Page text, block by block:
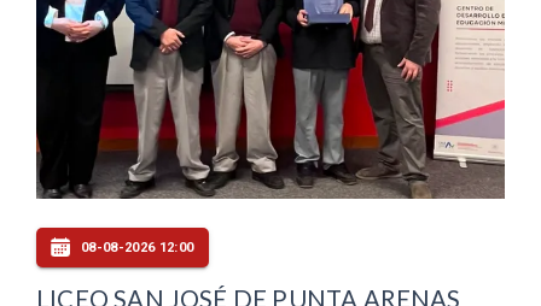
08-08-2026 12:00
LICEO SAN JOSÉ DE PUNTA ARENAS